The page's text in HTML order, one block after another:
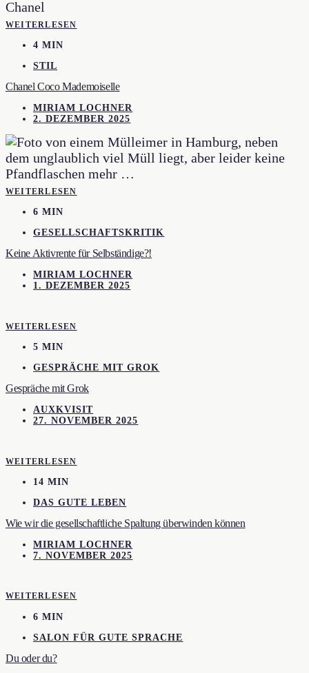
WEITERLESEN
4 MIN
STIL
Chanel Coco Mademoiselle
MIRIAM LOCHNER
2. DEZEMBER 2025
WEITERLESEN
6 MIN
GESELLSCHAFTSKRITIK
Keine Aktivrente für Selbständige?!
MIRIAM LOCHNER
1. DEZEMBER 2025
WEITERLESEN
5 MIN
GESPRÄCHE MIT GROK
Gespräche mit Grok
AUXKVISIT
27. NOVEMBER 2025
WEITERLESEN
14 MIN
DAS GUTE LEBEN
Wie wir die gesellschaftliche Spaltung überwinden können
MIRIAM LOCHNER
7. NOVEMBER 2025
WEITERLESEN
6 MIN
SALON FÜR GUTE SPRACHE
Du oder du?